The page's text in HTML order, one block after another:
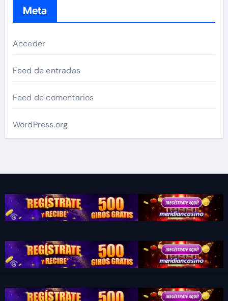
Meta
Acceder
Feed de entradas
Feed de comentarios
WordPress.org